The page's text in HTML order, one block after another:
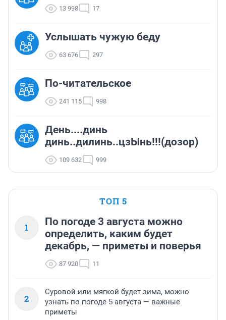
13 998 17
Услышать чужую беду
63 676 297
По-читательское
241 115 998
День....динь
динь..дилинь..цзЫнь!!!(дозор)
109 632 999
ТОП 5
1
По погоде 3 августа можно
определить, каким будет
декабрь, — приметы и поверья
87 920 11
2
Суровой или мягкой будет зима, можно
узнать по погоде 5 августа — важные
приметы